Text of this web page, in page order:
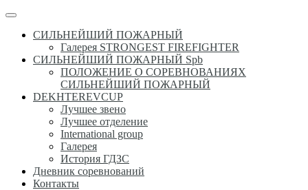
Перейти
содержимому
Меню
СИЛЬНЕЙШИЙ ПОЖАРНЫЙ
Галерея STRONGEST FIREFIGHTER
СИЛЬНЕЙШИЙ ПОЖАРНЫЙ Spb
ПОЛОЖЕНИЕ О СОРЕВНОВАНИЯХ
СИЛЬНЕЙШИЙ ПОЖАРНЫЙ
DEKHTEREVCUP
Лучшее звено
Лучшее отделение
International group
Галерея
История ГДЗС
Дневник соревнований
Контакты